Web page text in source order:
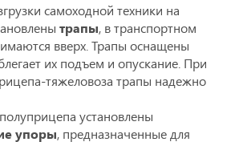
самоходной техники на
трапы, в транспортном
вверх. Трапы оснащены
их подъем и опускание. При
тяжеловоза трапы надежно
установлены
упоры, предназначенные для